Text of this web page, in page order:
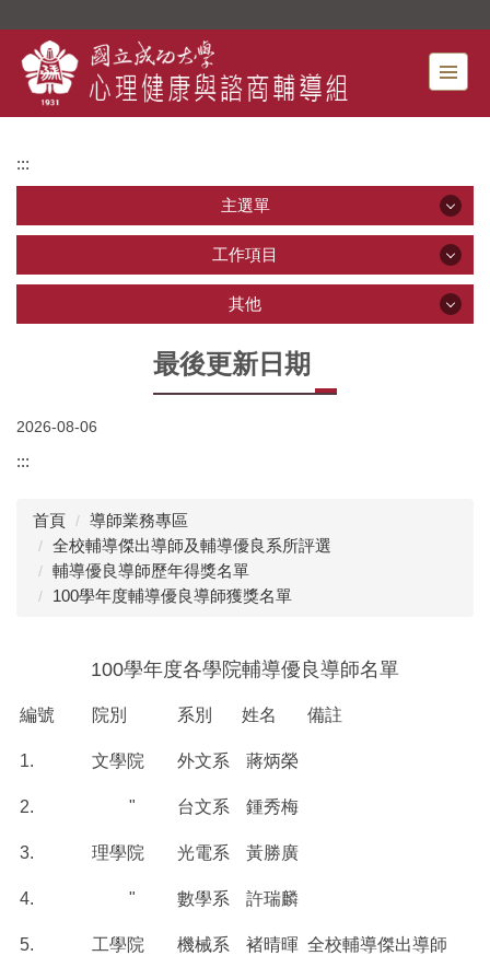
主
內
區
:::
主選單
主選單
最新公告
單位介紹
相關連結
各學期活動彙整
工作項目
工作項目
課程
導師業務
家長專區
其他
其他
最後更新日期
2026-08-06
:::
首頁
導師業務專區
全校輔導傑出導師及輔導優良系所評選
輔導優良導師歷年得獎名單
100學年度輔導優良導師獲獎名單
100學年度各學院輔導優良導師名單
編號 院別 系別 姓名 備註
1. 文學院 外文系 蔣炳榮
2. " 台文系 鍾秀梅
3. 理學院 光電系 黃勝廣
4. " 數學系 許瑞麟
5. 工學院 機械系 褚晴暉 全校輔導傑出導師